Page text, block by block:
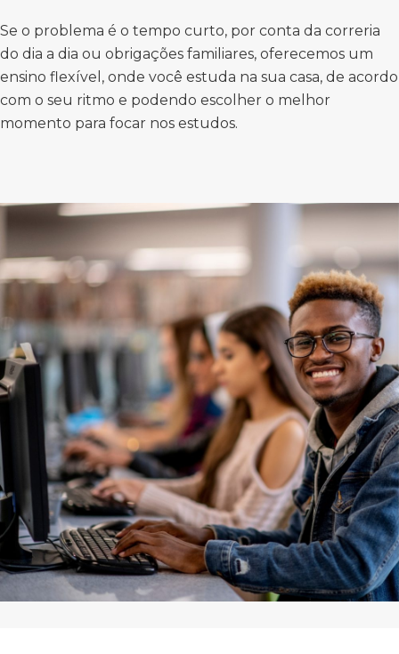
Se o problema é o tempo curto, por conta da correria
do dia a dia ou obrigações familiares, oferecemos um
ensino flexível, onde você estuda na sua casa, de acordo
com o seu ritmo e podendo escolher o melhor
momento para focar nos estudos.